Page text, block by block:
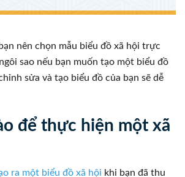
nên chọn mẫu biểu đồ xã hội trực
sao nếu bạn muốn tạo một biểu đồ
sửa và tạo biểu đồ của bạn sẽ dễ
để thực hiện một xã
ra một biểu đồ xã hội khi bạn đã thu